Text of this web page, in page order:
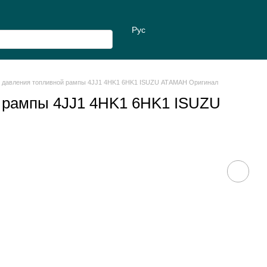
Рус
давления топливной рампы 4JJ1 4HK1 6HK1 ISUZU АТАМАН Оригинал
4JJ1 4HK1 6HK1 ISUZU